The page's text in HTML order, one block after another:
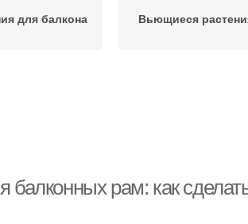
для балкона Вьющиеся
рам: как